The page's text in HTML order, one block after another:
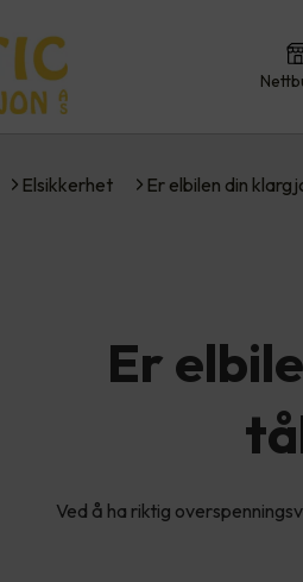
Elsikkerhet Er elbilen din
Er
Ved å ha riktig